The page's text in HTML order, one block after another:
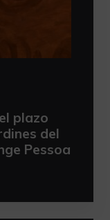
plazo
del
Pessoa